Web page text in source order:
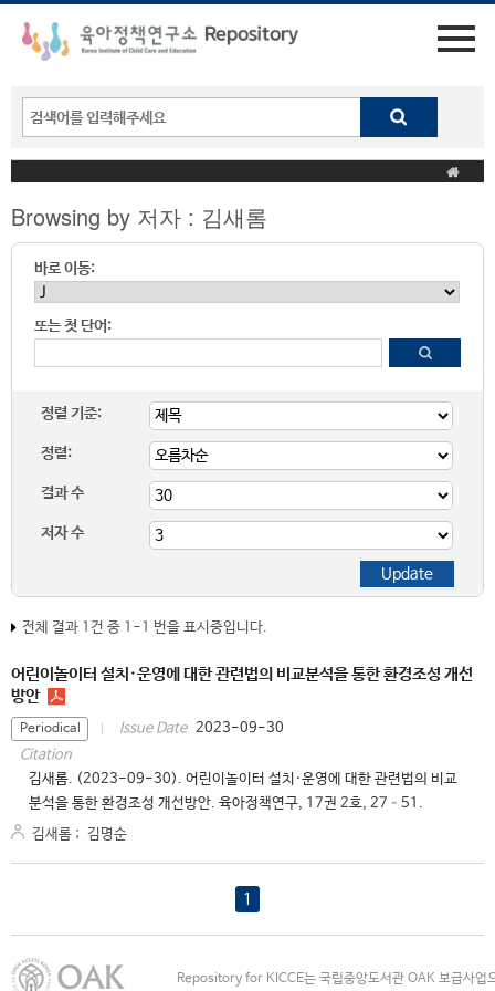
Browsing by 저자 : 김새롬
바로 이동:
또는 첫 단어:
정렬 기준:
정렬:
결과 수
저자 수
전체 결과 1건 중 1-1 번을 표시중입니다.
어린이놀이터 설치·운영에 대한 관련법의 비교분석을 통한 환경조성 개선
방안
Periodical Issue Date 2023-09-30
Citation
김새롬. (2023-09-30). 어린이놀이터 설치·운영에 대한 관련법의 비교
분석을 통한 환경조성 개선방안. 육아정책연구, 17권 2호, 27–51.
김새롬 ; 김명순
1
Repository for KICCE는 국립중앙도서관 OAK 보급사업